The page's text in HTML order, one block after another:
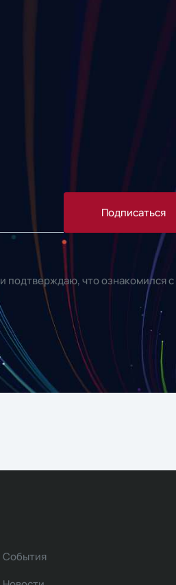
Подписаться
и подтверждаю, что ознакомился с
События